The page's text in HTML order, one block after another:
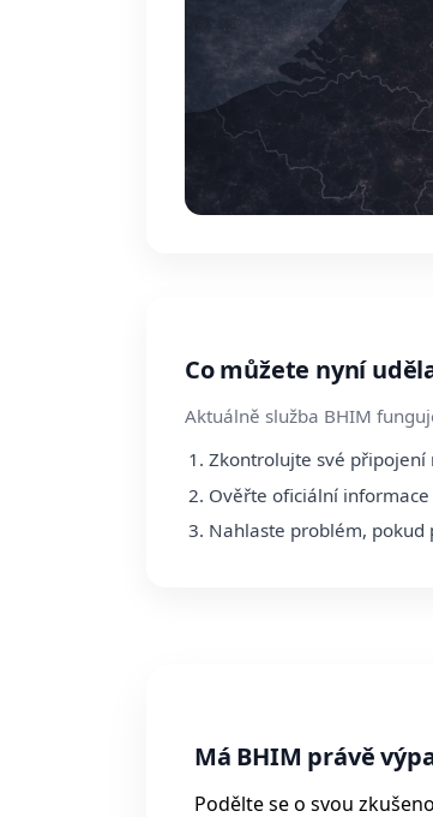
Co můžete nyní
Aktuálně služba BHIM
Zkontrolujte své připojení
Ověřte oficiální informace
Nahlaste problém, pokud
Má BHIM právě
Podělte se o svou